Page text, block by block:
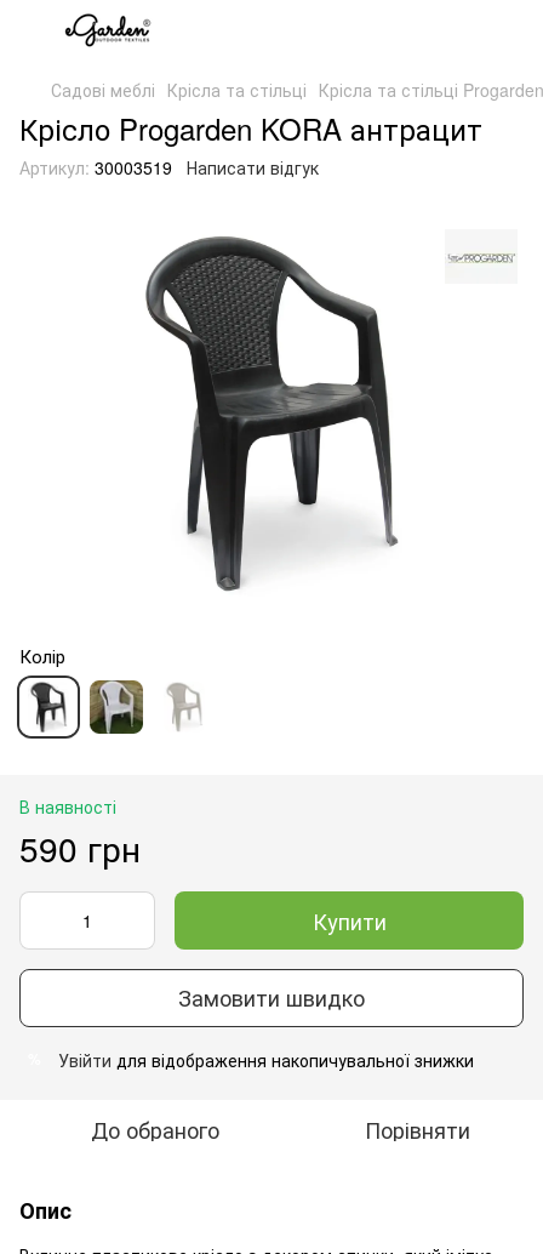
Садові меблі Крісла та стільці Крісла та стільці Progarden
Крісло Progarden KORA антрацит
Артикул: 30003519 Написати відгук
Колір
В наявності
590 грн
Купити
Замовити швидко
Увійти для відображення накопичувальної знижки
До обраного Порівняти
Опис